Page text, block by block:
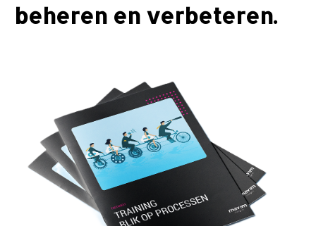
beheren en verbeteren.